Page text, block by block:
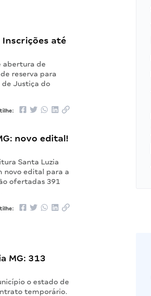
Inscrições até
abertura de
reserva para
de Justiça do
novo edital!
Santa Luzia
novo edital para a
ofertadas 391
MG: 313
o estado de
temporário.